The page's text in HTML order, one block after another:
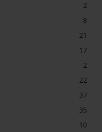
2
8
21
17
2
22
37
35
10